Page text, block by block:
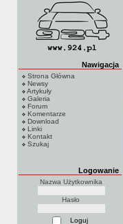
Nawigacja
Strona Główna
Newsy
Artykuły
Galeria
Forum
Komentarze
Download
Linki
Kontakt
Szukaj
Logowanie
Nazwa Użytkownika
Hasło